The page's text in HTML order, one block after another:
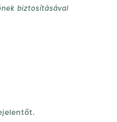
biztosításával